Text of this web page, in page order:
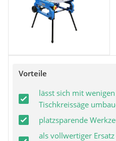
Vorteile
lässt sich mit
Tischkreissäge
platzsparende
als vollwertiger